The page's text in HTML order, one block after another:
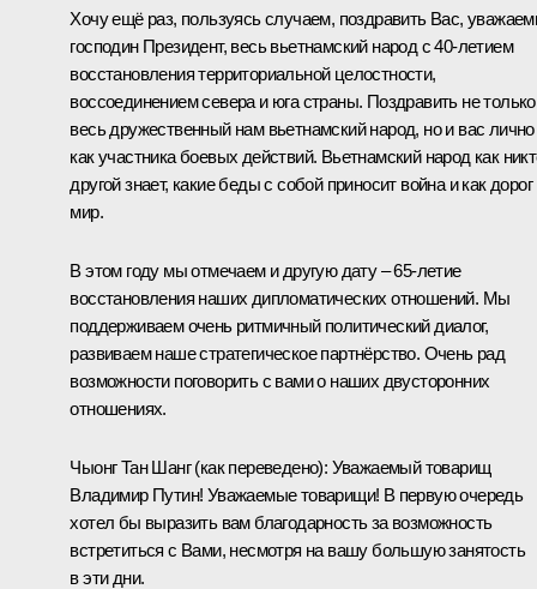
Хочу ещё раз, пользуясь случаем, поздравить Вас,
господин Президент, весь вьетнамский народ с 40‑летием
восстановления территориальной целостности,
воссоединением севера и юга страны. Поздравить не только
весь дружественный нам вьетнамский народ, но и вас лично
как участника боевых действий. Вьетнамский народ как
другой знает, какие беды с собой приносит война и как дорог
мир.
В этом году мы отмечаем и другую дату – 65-летие
восстановления наших дипломатических отношений. Мы
поддерживаем очень ритмичный политический диалог,
развиваем наше стратегическое партнёрство. Очень рад
возможности поговорить с вами о наших двусторонних
отношениях.
Чыонг Тан Шанг(как переведено): Уважаемый товарищ
Владимир Путин! Уважаемые товарищи! В первую очередь
хотел бы выразить вам благодарность за возможность
встретиться с Вами, несмотря на вашу большую занятость
в эти дни.